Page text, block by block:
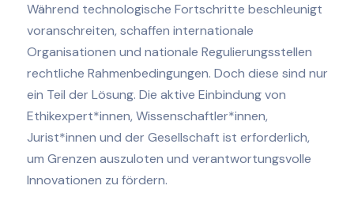
Während technologische Fortschritte beschleunigt
voranschreiten, schaffen internationale
Organisationen und nationale Regulierungsstellen
rechtliche Rahmenbedingungen. Doch diese sind nur
ein Teil der Lösung. Die aktive Einbindung von
Ethikexpert*innen, Wissenschaftler*innen,
Jurist*innen und der Gesellschaft ist erforderlich,
um Grenzen auszuloten und verantwortungsvolle
Innovationen zu fördern.